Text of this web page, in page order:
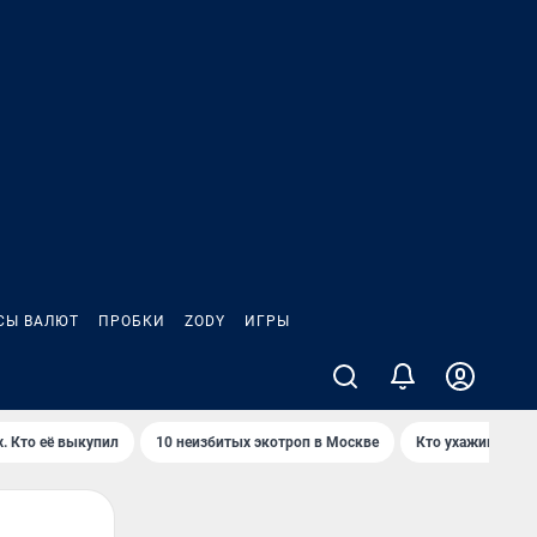
ВАЛЮТ ПРОБКИ ZODY ИГРЫ
Кто её выкупил 10 неизбитых экотроп в Москве Кто ухаживает